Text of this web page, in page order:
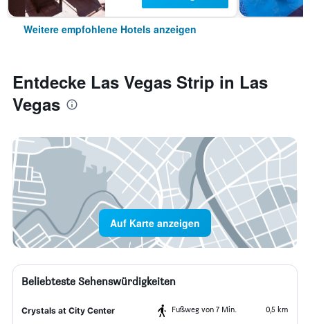
Weitere empfohlene Hotels anzeigen
Entdecke Las Vegas Strip in Las
Vegas
Auf Karte anzeigen
Beliebteste Sehenswürdigkeiten
Crystals at City Center Fußweg von 7 Min. 0,5 km